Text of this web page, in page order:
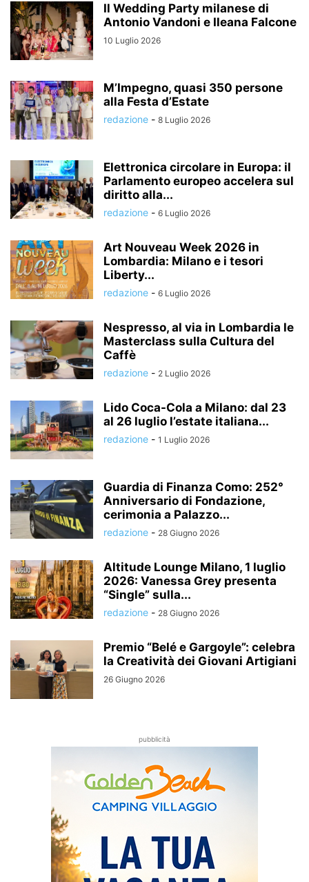
Il Wedding Party milanese di
Antonio Vandoni e Ileana Falcone
10 Luglio 2026
M’Impegno, quasi 350 persone
alla Festa d’Estate
redazione - 8 Luglio 2026
Elettronica circolare in Europa: il
Parlamento europeo accelera sul
diritto alla...
redazione - 6 Luglio 2026
Art Nouveau Week 2026 in
Lombardia: Milano e i tesori
Liberty...
redazione - 6 Luglio 2026
Nespresso, al via in Lombardia le
Masterclass sulla Cultura del
Caffè
redazione - 2 Luglio 2026
Lido Coca-Cola a Milano: dal 23
al 26 luglio l’estate italiana...
redazione - 1 Luglio 2026
Guardia di Finanza Como: 252°
Anniversario di Fondazione,
cerimonia a Palazzo...
redazione - 28 Giugno 2026
Altitude Lounge Milano, 1 luglio
2026: Vanessa Grey presenta
“Single” sulla...
redazione - 28 Giugno 2026
Premio “Belé e Gargoyle”: celebra
la Creatività dei Giovani Artigiani
26 Giugno 2026
pubblicità